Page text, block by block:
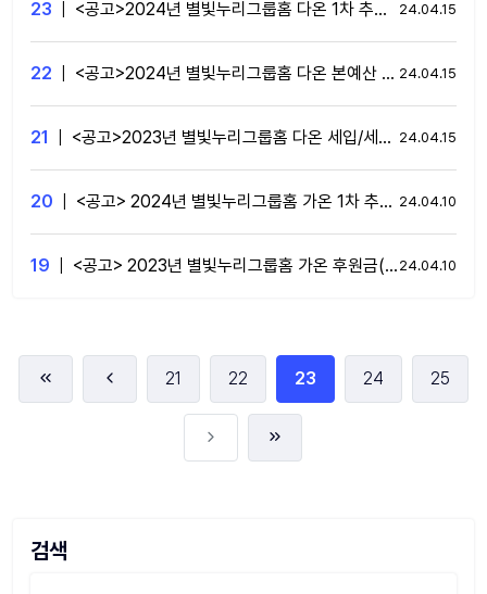
23 <공고>2024년 별빛누리그룹홈 다온 1차 추경예산서 공고 24.04.15
22 <공고>2024년 별빛누리그룹홈 다온 본예산 공고 24.04.15
21 <공고>2023년 별빛누리그룹홈 다온 세입/세출결산서 공고 24.04.15
20 <공고> 2024년 별빛누리그룹홈 가온 1차 추경예산 공고 24.04.10
19 <공고> 2023년 별빛누리그룹홈 가온 후원금(품) 수입 및 사용내역 24.04.10
21 22 23 24 25
검색